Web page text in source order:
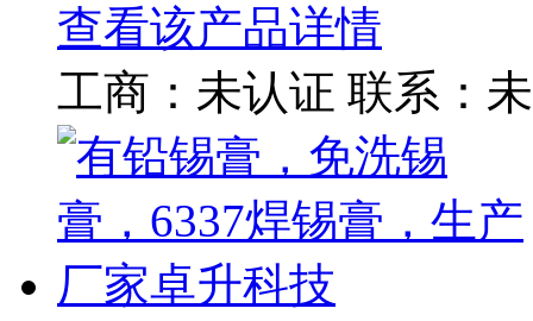
查看该产品详情
工商： 未认证 联系：